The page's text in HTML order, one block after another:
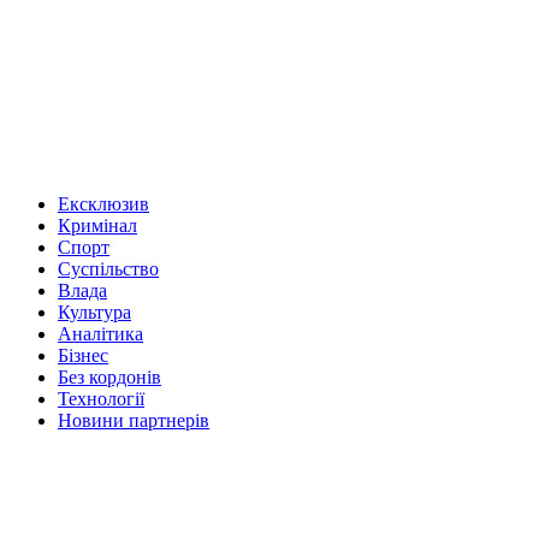
Ексклюзив
Кримінал
Спорт
Суспільство
Влада
Культура
Аналітика
Бізнес
Без кордонів
Технології
Новини партнерів